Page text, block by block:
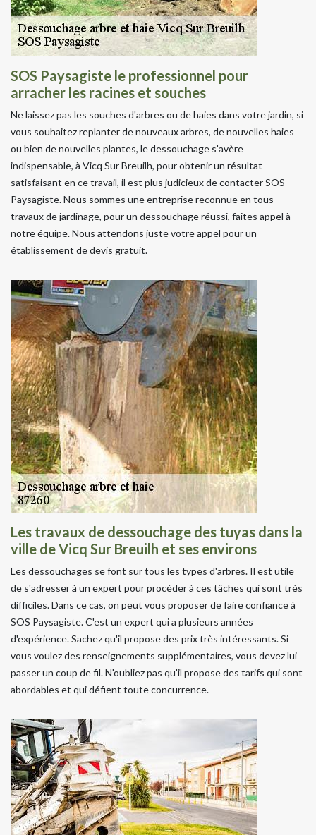
SOS Paysagiste le professionnel pour
arracher les racines et souches
Ne laissez pas les souches d'arbres ou de haies dans votre jardin, si
vous souhaitez replanter de nouveaux arbres, de nouvelles haies
ou bien de nouvelles plantes, le dessouchage s'avère
indispensable, à Vicq Sur Breuilh, pour obtenir un résultat
satisfaisant en ce travail, il est plus judicieux de contacter SOS
Paysagiste. Nous sommes une entreprise reconnue en tous
travaux de jardinage, pour un dessouchage réussi, faites appel à
notre équipe. Nous attendons juste votre appel pour un
établissement de devis gratuit.
Les travaux de dessouchage des tuyas dans la
ville de Vicq Sur Breuilh et ses environs
Les dessouchages se font sur tous les types d'arbres. Il est utile
de s'adresser à un expert pour procéder à ces tâches qui sont très
difficiles. Dans ce cas, on peut vous proposer de faire confiance à
SOS Paysagiste. C'est un expert qui a plusieurs années
d'expérience. Sachez qu'il propose des prix très intéressants. Si
vous voulez des renseignements supplémentaires, vous devez lui
passer un coup de fil. N'oubliez pas qu'il propose des tarifs qui sont
abordables et qui défient toute concurrence.